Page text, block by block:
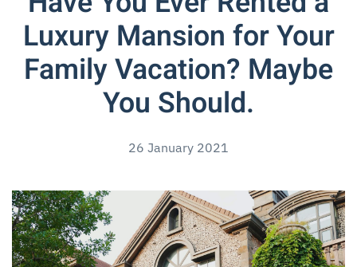
Luxury Mansion for Your
Family Vacation? Maybe
You Should.
26 January 2021